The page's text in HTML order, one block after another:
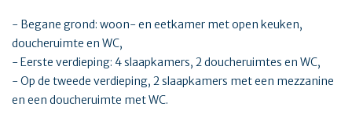
- Begane grond: woon- en eetkamer met open keuken,
doucheruimte en WC,
- Eerste verdieping: 4 slaapkamers, 2 doucheruimtes en WC,
- Op de tweede verdieping, 2 slaapkamers met een mezzanine
en een doucheruimte met WC.